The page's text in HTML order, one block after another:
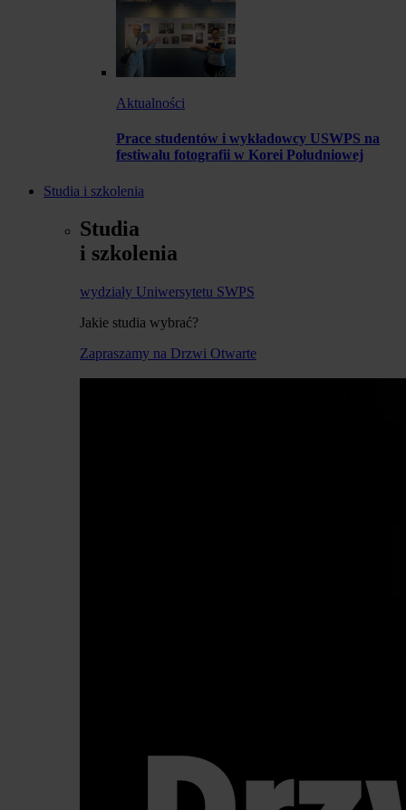
Aktualności
Prace studentów i wykładowcy USWPS na
festiwalu fotografii w Korei Południowej
Studia i szkolenia
Studia
i szkolenia
wydziały Uniwersytetu SWPS
Jakie studia wybrać?
Zapraszamy na Drzwi Otwarte